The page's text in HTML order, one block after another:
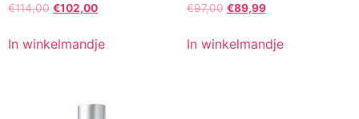
€114,00 Oorspronkelijke
was:
€114,00.
€102,00Huidige
is:
In winkelmandje
€97,00 Oorspronkelijke
was:
€89,99Huidige
is:
€89,99.
In winkelmandje